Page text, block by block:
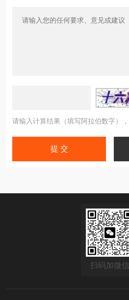
请输入计算结果（填写阿拉伯数字）
扫码加微信